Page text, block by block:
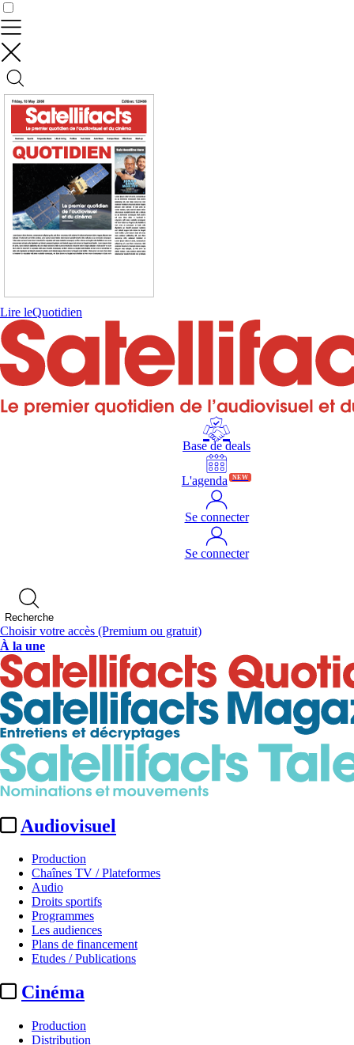
Lire leQuotidien
Base de deals
L'agenda NEW
Se connecter
Se connecter
Recherche
Choisir votre accès (Premium ou gratuit)
À la une
Audiovisuel
Production
Chaînes TV / Plateformes
Audio
Droits sportifs
Programmes
Les audiences
Plans de financement
Etudes / Publications
Cinéma
Production
Distribution
Contrôler vos données